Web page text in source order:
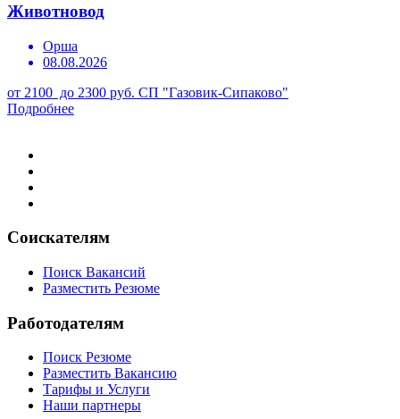
Животновод
Орша
08.08.2026
от 2100 до 2300 руб. СП "Газовик-Сипаково"
Подробнее
Соискателям
Поиск Вакансий
Разместить Резюме
Работодателям
Поиск Резюме
Разместить Вакансию
Тарифы и Услуги
Наши партнеры